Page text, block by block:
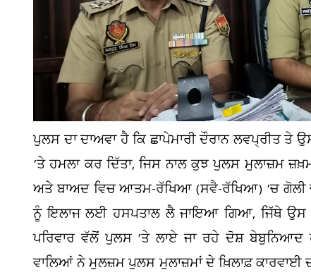
ਪੁਲਸ ਦਾ ਦਾਅਵਾ ਹੈ ਕਿ ਛਾਪੇਮਾਰੀ ਦੌਰਾਨ ਲਵਪ੍ਰੀਤ ਤੇ
’ਤੇ ਹਮਲਾ ਕਰ ਦਿੱਤਾ, ਜਿਸ ਨਾਲ ਕੁਝ ਪੁਲਸ ਮੁਲਾਜ਼ਮ
ਅਤੇ ਬਾਅਦ ਵਿਚ ਆਤਮ-ਰੱਖਿਆ (ਸਵੈ-ਰੱਖਿਆ) ’ਚ ਗੋਲੀ
ਨੂੰ ਇਲਾਜ ਲਈ ਹਸਪਤਾਲ ਲੈ ਜਾਇਆ ਗਿਆ, ਜਿੱਥੇ ਉਸ
ਪਰਿਵਾਰ ਵੱਲੋਂ ਪੁਲਸ ’ਤੇ ਲਾਏ ਜਾ ਰਹੇ ਦੋਸ਼ ਬੇਬੁਨਿਆਦ
ਵਾਲਿਆਂ ਨੇ ਮੁਲਜ਼ਮ ਪੁਲਸ ਮੁਲਾਜ਼ਮਾਂ ਦੇ ਖ਼ਿਲਾਫ਼